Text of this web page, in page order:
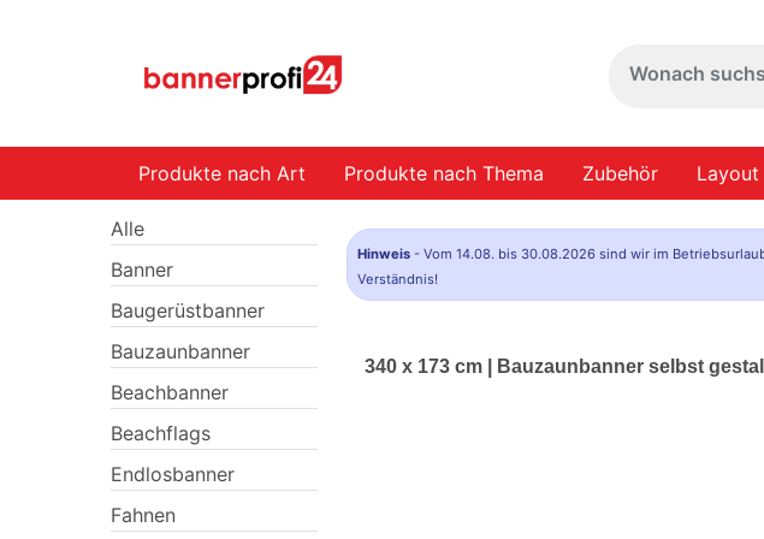
Produkte nach Art Produkte nach Thema Zubehör
Alle
Banner
Baugerüstbanner
Bauzaunbanner
Beachbanner
Beachflags
Endlosbanner
Fahnen
Hinweis - Vom 14.08. bis 30.08.2026 sind wir im
Verständnis!
340 x 173 cm | Bauzaunbanner selbst